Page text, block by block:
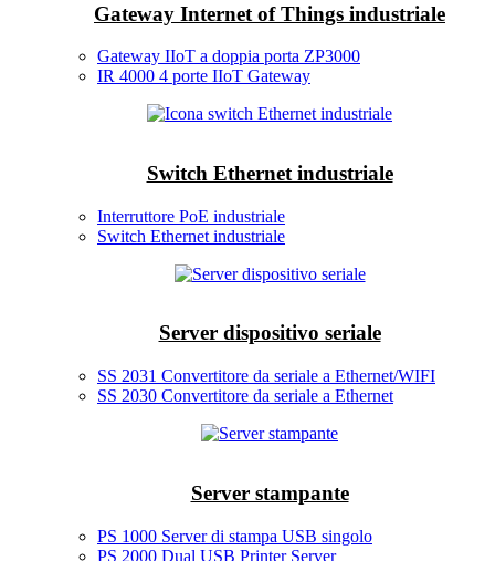
Gateway Internet of Things industriale
Gateway IIoT a doppia porta ZP3000
IR 4000 4 porte IIoT Gateway
Switch Ethernet industriale
Interruttore PoE industriale
Switch Ethernet industriale
Server dispositivo seriale
SS 2031 Convertitore da seriale a Ethernet/WIFI
SS 2030 Convertitore da seriale a Ethernet
Server stampante
PS 1000 Server di stampa USB singolo
PS 2000 Dual USB Printer Server